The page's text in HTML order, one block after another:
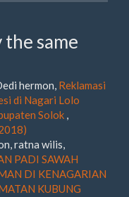
same
hermon, Reklamasi
di Nagari Lolo
Solok ,
ratna wilis,
PADI SAWAH
DI KENAGARIAN
KUBUNG